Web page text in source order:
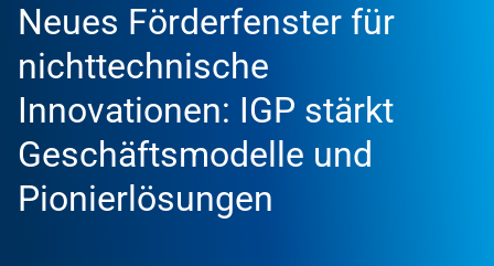
Neues Förderfenster für
nichttechnische
Innovationen: IGP stärkt
Geschäftsmodelle und
Pionierlösungen